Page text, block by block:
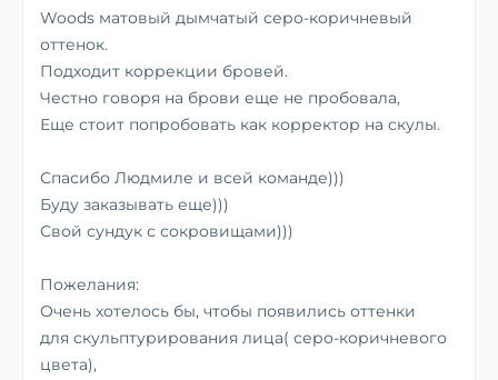
Woods матовый дымчатый серо-коричневый
оттенок.
Подходит коррекции бровей.
Честно говоря на брови еще не пробовала,
Еще стоит попробовать как корректор на скулы.
Спасибо Людмиле и всей команде)))
Буду заказывать еще)))
Свой сундук с сокровищами)))
Пожелания:
Очень хотелось бы, чтобы появились оттенки
для скульптурирования лица( серо-коричневого
цвета),